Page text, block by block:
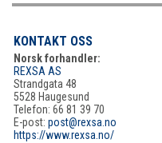
KONTAKT OSS
Norsk forhandler:
REXSA AS
Strandgata 48
5528 Haugesund
Telefon: 66 81 39 70
E-post: post@rexsa.no
https://www.rexsa.no/